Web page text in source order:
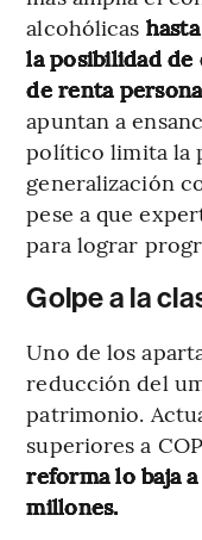
alcohólicas
la posibilidad
de renta
apuntan a
político limita la
generalización
pese a que
para lograr
Golpe a la
Uno de los
reducción del
patrimonio.
superiores a
reforma lo baja
millones.